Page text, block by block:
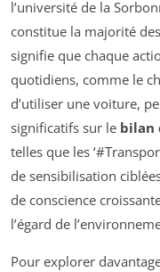
l’université de la
constitue la majorité
signifie que chaque
quotidiens, comme le
d’utiliser une voiture,
significatifs sur le bilan
telles que les
de sensibilisation
de conscience
l’égard de
Pour explorer